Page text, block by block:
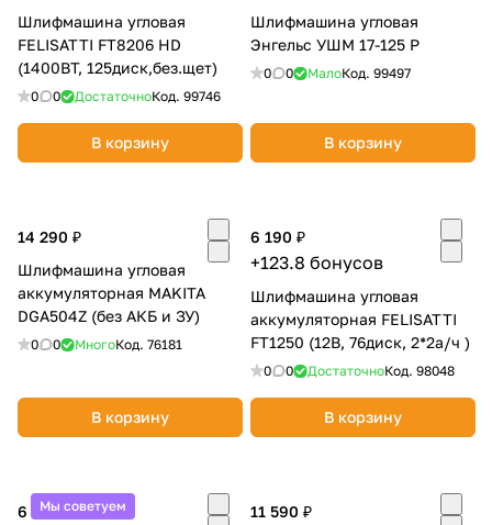
Шлифмашина угловая
FELISATTI FT8206 HD
(1400ВТ, 125диск,без.щет)
0 0 ДостаточноКод. 99746
В корзину
Шлифмашина угловая
Энгельс УШМ 17-125 Р
0 0 МалоКод. 99497
В корзину
14 290 ₽
Шлифмашина угловая
аккумуляторная MAKITA
DGA504Z (без АКБ и ЗУ)
0 0 МногоКод. 76181
В корзину
6 190 ₽
+123.8 бонусов
Шлифмашина угловая
аккумуляторная FELISATTI
FT1250 (12В, 76диск, 2*2а/ч )
0 0 ДостаточноКод. 98048
В корзину
Мы советуем
6 290 ₽
11 590 ₽